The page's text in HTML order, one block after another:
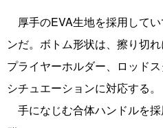
厚手のEVA生地を採用して
ンだ。ボトム形状は、擦り切
プライヤーホルダー、ロッド
シチュエーションに対応する。
手になじむ合体ハンドルを